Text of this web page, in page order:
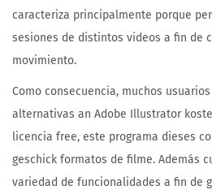
caracteriza principalmente porque
sesiones de distintos videos a fin de
movimiento.
Como consecuencia, muchos
alternativas an Adobe Illustrator
licencia free, este programa dieses
geschick formatos de filme. Además
variedad de funcionalidades a fin de